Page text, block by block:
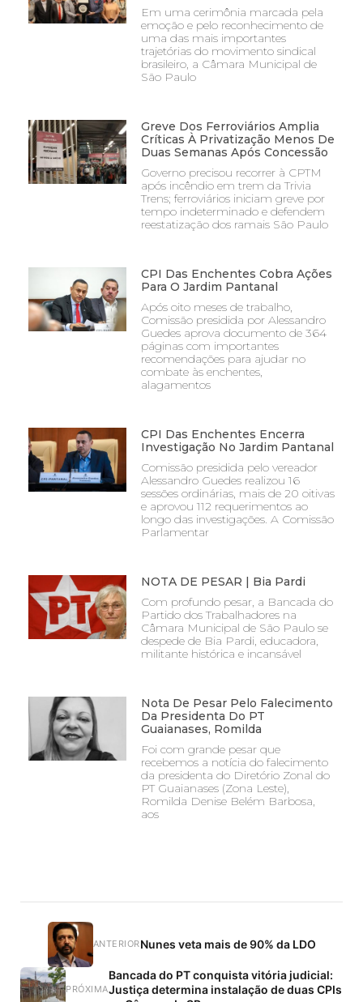
Em uma cerimônia marcada pela
emoção e pelo reconhecimento de
uma das mais importantes
trajetórias do movimento sindical
brasileiro, a Câmara Municipal de
São Paulo
Greve Dos Ferroviários Amplia
Críticas À Privatização Menos De
Duas Semanas Após Concessão
Governo precisou recorrer à CPTM
após incêndio em trem da Trivia
Trens; ferroviários iniciam greve por
tempo indeterminado e defendem
reestatização dos ramais São Paulo
CPI Das Enchentes Cobra Ações
Para O Jardim Pantanal
Após oito meses de trabalho,
Comissão presidida por Alessandro
Guedes aprova documento de 364
páginas com importantes
recomendações para ajudar no
combate às enchentes,
alagamentos
CPI Das Enchentes Encerra
Investigação No Jardim Pantanal
Comissão presidida pelo vereador
Alessandro Guedes realizou 16
sessões ordinárias, mais de 20 oitivas
e aprovou 112 requerimentos ao
longo das investigações. A Comissão
Parlamentar
NOTA DE PESAR | Bia Pardi
Com profundo pesar, a Bancada do
Partido dos Trabalhadores na
Câmara Municipal de São Paulo se
despede de Bia Pardi, educadora,
militante histórica e incansável
Nota De Pesar Pelo Falecimento
Da Presidenta Do PT
Guaianases, Romilda
Foi com grande pesar que
recebemos a notícia do falecimento
da presidenta do Diretório Zonal do
PT Guaianases (Zona Leste),
Romilda Denise Belém Barbosa,
aos
ANTERIORNunes veta mais de 90% da LDO
PRÓXIMA
Bancada do PT conquista vitória judicial:
Justiça determina instalação de duas CPIs